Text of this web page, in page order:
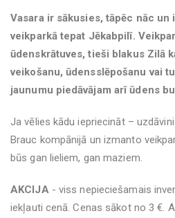
Vasara ir sākusies, tāpēc nāc
veikparkā tepat Jēkabpilī.
ūdenskrātuves, tieši blakus Zilā
veikošanu, ūdensslēpošanu vai
jaunumu piedāvājam arī ūdens
Ja vēlies kādu iepriecināt –
Brauc kompānijā un izmanto
būs gan lieliem, gan maziem.
AKCIJA- viss nepieciešamais
iekļauti cenā. Cenas sākot no 3 €.